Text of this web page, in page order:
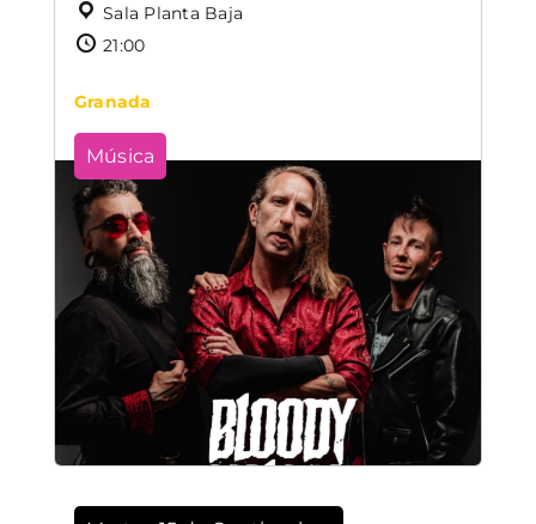
Sala Planta Baja
21:00
Granada
Música